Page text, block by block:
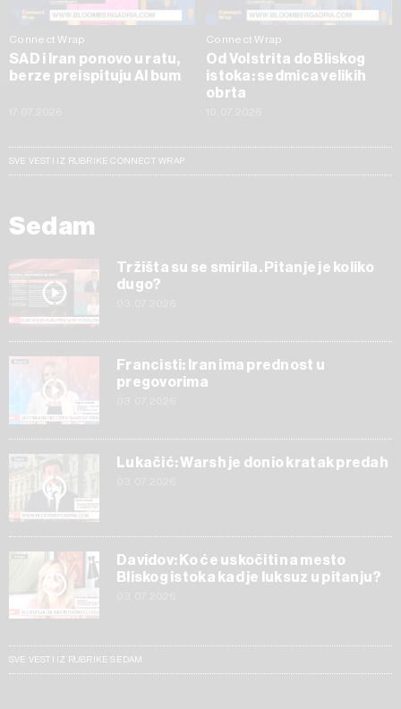
Connect Wrap
SAD i Iran ponovo u ratu,
berze preispituju AI bum
Connect Wrap
Od Volstrita do Bliskog
istoka: sedmica velikih
obrta
SVE VESTI IZ RUBRIKE CONNECT WRAP
Sedam
Tržišta su se smirila. Pitanje je koliko
dugo?
Francisti: Iran ima prednost u
pregovorima
Lukačić: Warsh je donio kratak predah
Davidov: Ko će uskočiti na mesto
Bliskog istoka kad je luksuz u pitanju?
SVE VESTI IZ RUBRIKE SEDAM